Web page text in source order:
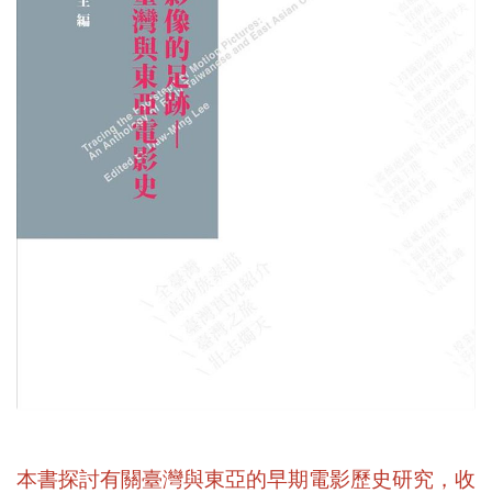
本書探討有關臺灣與東亞的早期電影歷史研究，收